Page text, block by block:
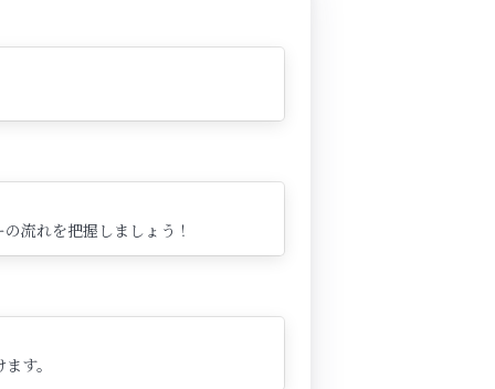
流れを把握しましょう！
す。